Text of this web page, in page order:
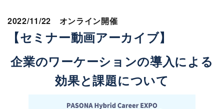
2022/11/22 オンライン開催
【セミナー動画アーカイブ】
企業のワーケーションの導入による
効果と課題について